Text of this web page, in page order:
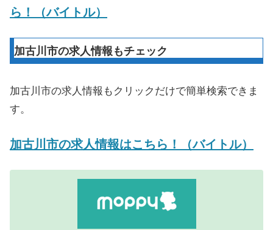
ら！（バイトル）
加古川市の求人情報もチェック
加古川市の求人情報もクリックだけで簡単検索できま
す。
加古川市の求人情報はこちら！（バイトル）